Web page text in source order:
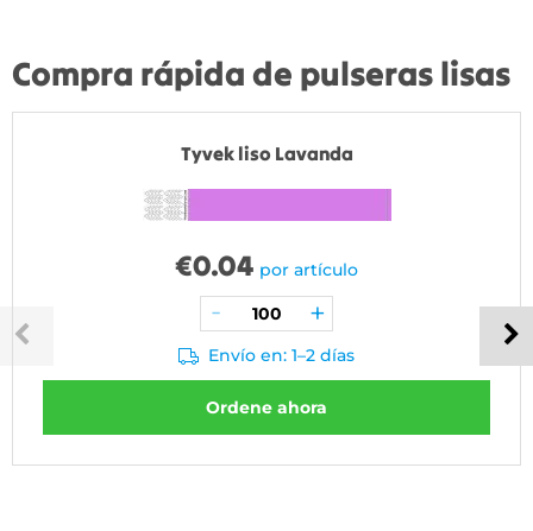
Compra rápida de pulseras lisas
Tyvek liso Lavanda
€0.04 por artículo
Envío en: 1–2 días
Ordene ahora